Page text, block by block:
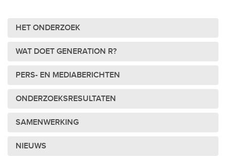
HET ONDERZOEK
WAT DOET GENERATION R?
PERS- EN MEDIABERICHTEN
ONDERZOEKSRESULTATEN
SAMENWERKING
NIEUWS